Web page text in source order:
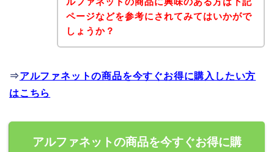
ページなどを参考にされてみてはいかがで
しょうか？
⇒アルファネットの商品を今すぐお得に購入したい方
はこちら
アルファネットの商品を今すぐお得に購